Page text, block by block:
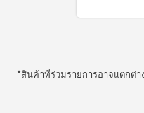
*สินค้าที่ร่วมรายการอาจแตกต่